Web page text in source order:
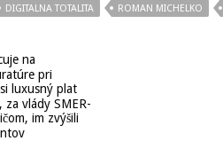
DIGITALNA TOTALITA ROMAN MICHELKO
na
pri
luxusný plat
za vlády SMER-
im zvýšili